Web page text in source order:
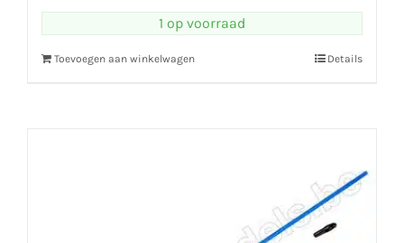
1 op voorraad
Toevoegen aan winkelwagen Details